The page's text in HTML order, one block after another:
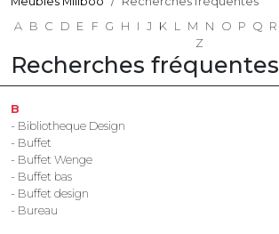
A B C D E F G H I J K L M N O P Q R
Z
Recherches fréquentes
B
- Bibliotheque Design
- Buffet
- Buffet Wenge
- Buffet bas
- Buffet design
- Bureau